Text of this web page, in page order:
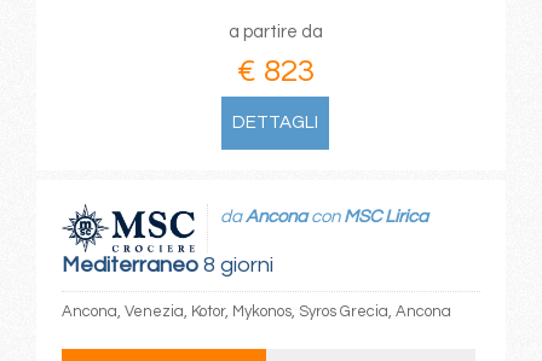
a partire da
€ 823
DETTAGLI
Mediterraneo8 giorni
daAnconacon MSC Lirica
Ancona, Venezia, Kotor, Mykonos, Syros Grecia, Ancona